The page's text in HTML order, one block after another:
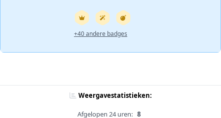
+40 andere badges
Weergavestatistieken:
Afgelopen 24 uren: 8